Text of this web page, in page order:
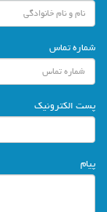
شماره تماس
پست الکترونیک
پیام